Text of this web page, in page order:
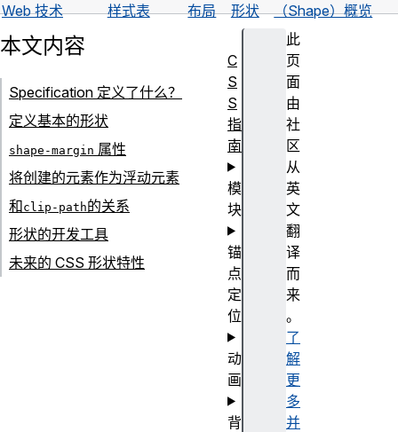
Web 技术
样式表
布局
形状
（Shape）概览
此
页
面
由
社
区
从
英
文
翻
译
而
来
。
了
解
更
多
并
本文内容
Specification 定义了什么？
定义基本的形状
shape-margin 属性
将创建的元素作为浮动元素
和clip-path的关系
形状的开发工具
未来的 CSS 形状特性
C
S
S
指
南
模
块
锚
点
定
位
动
画
背